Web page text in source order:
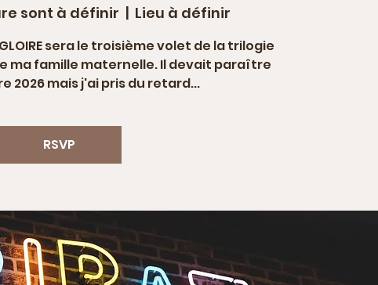
sont à définir
  |
Lieu à définir
GLOIRE sera le troisième volet de la trilogie
ma famille maternelle. Il devait paraître
2026 mais j'ai pris du retard...
RSVP